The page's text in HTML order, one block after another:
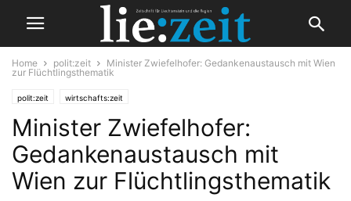
Home polit:zeit
Minister Zwiefelhofer: Gedankenaustausch mit Wien
zur Flüchtlingsthematik
polit:zeit wirtschafts:zeit
Minister Zwiefelhofer:
Gedankenaustausch mit
Wien zur Flüchtlingsthematik